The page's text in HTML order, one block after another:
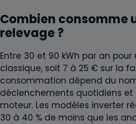
Combien consomme
relevage ?
Entre 30 et 90 kWh par an
classique, soit 7 à 25 € sur la
consommation dépend du
déclenchements quotidiens et
moteur. Les modèles inverter
30 à 40 % de moins que les